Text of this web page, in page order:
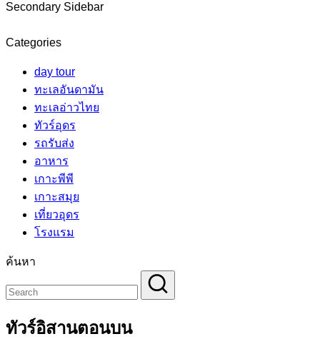
Secondary Sidebar
Categories
day tour
ทะเลอันดามัน
ทะเลอ่าวไทย
ทัวร์อุดร
รถรับส่ง
อาหาร
เกาะพีพี
เกาะสมุย
เที่ยวอุดร
โรงแรม
ค้นหา
ทัวร์อิสานตอนบน